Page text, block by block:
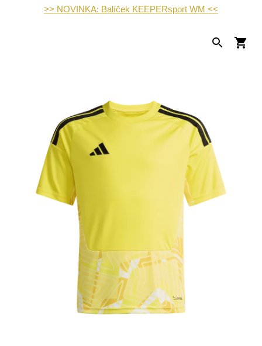
>> NOVINKA: Balíček KEEPERsport WM <<